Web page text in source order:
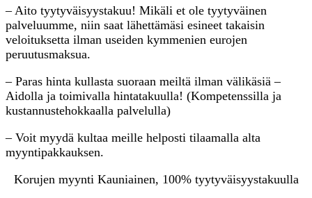
– Aito tyytyväisyystakuu! Mikäli et ole tyytyväinen
palveluumme, niin saat lähettämäsi esineet takaisin
veloituksetta ilman useiden kymmenien eurojen
peruutusmaksua.
– Paras hinta kullasta suoraan meiltä ilman välikäsiä –
Aidolla ja toimivalla hintatakuulla! (Kompetenssilla ja
kustannustehokkaalla palvelulla)
– Voit myydä kultaa meille helposti tilaamalla alta
myyntipakkauksen.
Korujen myynti Kauniainen, 100% tyytyväisyystakuulla